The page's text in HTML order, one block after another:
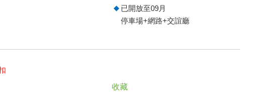
已開放至09月
停車場+網路+交誼廳
收藏